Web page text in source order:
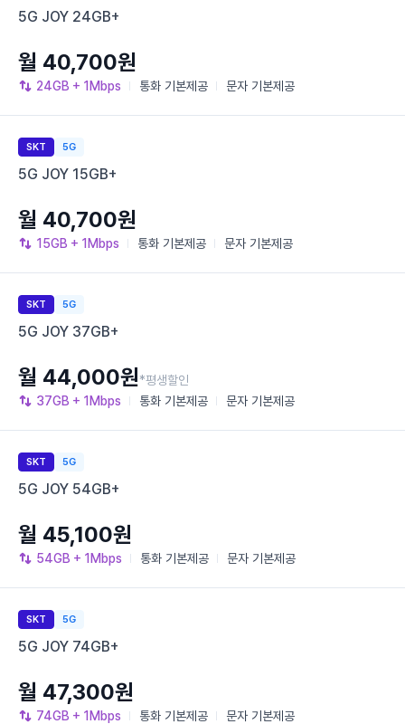
5G JOY 24GB+
24GB + 1Mbps 통화 기본제공 문자 기본제공
월 40,700원
SKT 5G
5G JOY 15GB+
15GB + 1Mbps 통화 기본제공 문자 기본제공
월 40,700원
SKT 5G
5G JOY 37GB+
37GB + 1Mbps 통화 기본제공 문자 기본제공
월 44,000원*평생할인
SKT 5G
5G JOY 54GB+
54GB + 1Mbps 통화 기본제공 문자 기본제공
월 45,100원
SKT 5G
5G JOY 74GB+
74GB + 1Mbps 통화 기본제공 문자 기본제공
월 47,300원